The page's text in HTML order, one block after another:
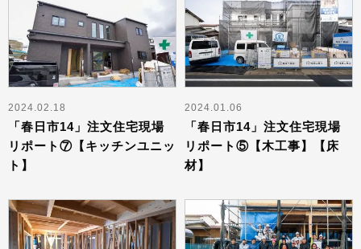
2024.02.18
「春日市14」注文住宅現場
リポート⑦【キッチンユニッ
ト】
2024.01.06
「春日市14」注文住宅現場
リポート⑤【木工事】【床
材】